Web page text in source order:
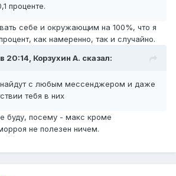
проценте.
себе и окружающим на 100%, что я
как намеренно, так и случайно.
20:14, Корзухин А. сказал:
найдут с любым мессенджером и даже
тебя в них
буду, посему - макс кроме
не полезен ничем.